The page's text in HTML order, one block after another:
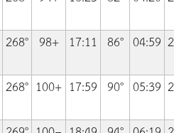
268° 98+ 17:11 86° 04:59
268° 100+ 17:59 90° 05:39